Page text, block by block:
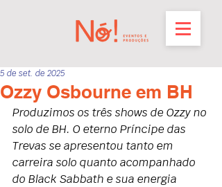
Ozzy Osbourne em BH
5 de set. de 2025
Produzimos os três shows de Ozzy no
solo de BH. O eterno Príncipe das
Trevas se apresentou tanto em
carreira solo quanto acompanhado
do Black Sabbath e sua energia